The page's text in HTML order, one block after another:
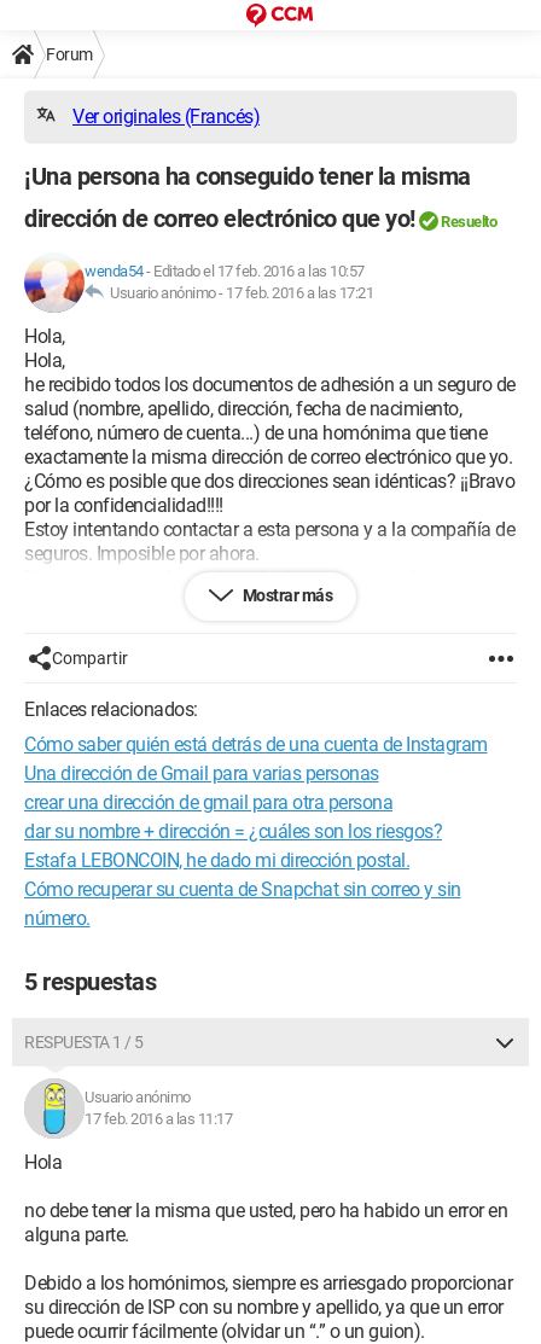
Forum
Ver originales (Francés)
¡Una persona ha conseguido tener la misma
dirección de correo electrónico que yo!
Resuelto
wenda54- Editado el 17 feb. 2016 a las 10:57
Usuario anónimo - 17 feb. 2016 a las 17:21
Hola,
Hola,
he recibido todos los documentos de adhesión a un seguro de
salud (nombre, apellido, dirección, fecha de nacimiento,
teléfono, número de cuenta...) de una homónima que tiene
exactamente la misma dirección de correo electrónico que yo.
¿Cómo es posible que dos direcciones sean idénticas? ¡¡Bravo
por la confidencialidad!!!!
Estoy intentando contactar a esta persona y a la compañía de
seguros. Imposible por ahora.
No me corresponde cambiar de dirección ya que la tengo
desde hace años. ¿Qué debo hacer??? gracias de antemano
wenda
Configuración: Windows / Chrome 48.0.2564.109
Mostrar más
Compartir
Enlaces relacionados:
Cómo saber quién está detrás de una cuenta de Instagram
Una dirección de Gmail para varias personas
crear una dirección de gmail para otra persona
dar su nombre + dirección = ¿cuáles son los riesgos?
Estafa LEBONCOIN, he dado mi dirección postal.
Cómo recuperar su cuenta de Snapchat sin correo y sin
número.
5 respuestas
RESPUESTA 1 / 5
Usuario anónimo
17 feb. 2016 a las 11:17
Hola
no debe tener la misma que usted, pero ha habido un error en
alguna parte.
Debido a los homónimos, siempre es arriesgado proporcionar
su dirección de ISP con su nombre y apellido, ya que un error
puede ocurrir fácilmente (olvidar un “.” o un guion).